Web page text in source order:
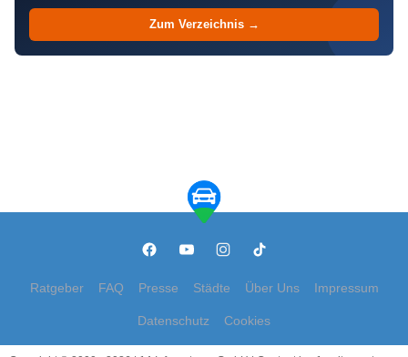
Zum Verzeichnis →
Ratgeber FAQ Presse Städte Über Uns Impressum
Datenschutz Cookies